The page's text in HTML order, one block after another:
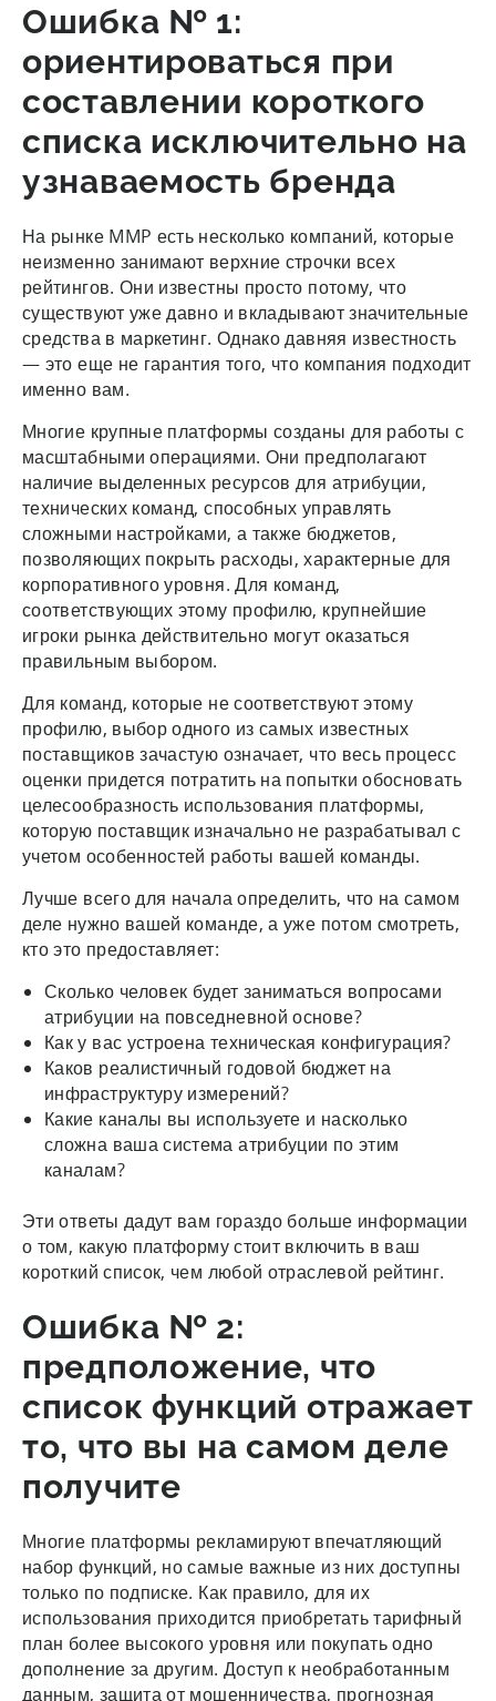
Ошибка № 1:
ориентироваться при
составлении короткого
списка исключительно на
узнаваемость бренда
На рынке MMP есть несколько компаний, которые
неизменно занимают верхние строчки всех
рейтингов. Они известны просто потому, что
существуют уже давно и вкладывают значительные
средства в маркетинг. Однако давняя известность
— это еще не гарантия того, что компания подходит
именно вам.
Многие крупные платформы созданы для работы с
масштабными операциями. Они предполагают
наличие выделенных ресурсов для атрибуции,
технических команд, способных управлять
сложными настройками, а также бюджетов,
позволяющих покрыть расходы, характерные для
корпоративного уровня. Для команд,
соответствующих этому профилю, крупнейшие
игроки рынка действительно могут оказаться
правильным выбором.
Для команд, которые не соответствуют этому
профилю, выбор одного из самых известных
поставщиков зачастую означает, что весь процесс
оценки придется потратить на попытки обосновать
целесообразность использования платформы,
которую поставщик изначально не разрабатывал с
учетом особенностей работы вашей команды.
Лучше всего для начала определить, что на самом
деле нужно вашей команде, а уже потом смотреть,
кто это предоставляет:
Сколько человек будет заниматься вопросами
атрибуции на повседневной основе?
Как у вас устроена техническая конфигурация?
Каков реалистичный годовой бюджет на
инфраструктуру измерений?
Какие каналы вы используете и насколько
сложна ваша система атрибуции по этим
каналам?
Эти ответы дадут вам гораздо больше информации
о том, какую платформу стоит включить в ваш
короткий список, чем любой отраслевой рейтинг.
Ошибка № 2:
предположение, что
список функций отражает
то, что вы на самом деле
получите
Многие платформы рекламируют впечатляющий
набор функций, но самые важные из них доступны
только по подписке. Как правило, для их
использования приходится приобретать тарифный
план более высокого уровня или покупать одно
дополнение за другим. Доступ к необработанным
данным, защита от мошенничества, прогнозная